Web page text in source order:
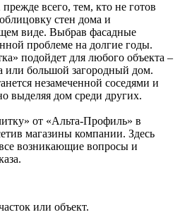
всего, тем, кто не готов
стен дома и
виде. Выбрав фасадные
проблеме на долгие годы.
подойдет для любого объекта –
или большой загородный дом.
незамеченной соседями и
выделяя дом среди других.
от «Альта-Профиль» в
магазины компании. Здесь
возникающие вопросы и
или объект.